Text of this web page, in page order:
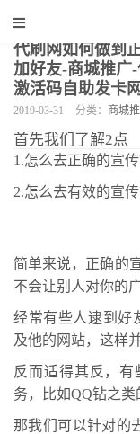
当前位置：
代刷网如何做到
加好友-商城推广
激活码自助发卡网
2019-03-31 分类： 商城
首先我们了解2点
1.怎么去正确的宣传
2.怎么去有效的宣传
简单来说，正确的
不会让别人对你的
经常有些人逮到好
及他的网站，这样
反而适得其反，
务，比如QQ钻之
那我们可以针对的